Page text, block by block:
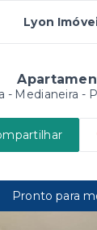
Lyon
- Medianeira -
Pronto para